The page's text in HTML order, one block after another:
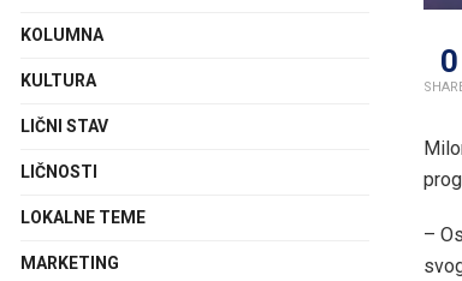
0
–
KOLUMNA
KULTURA
LIČNI STAV
LIČNOSTI
LOKALNE TEME
MARKETING